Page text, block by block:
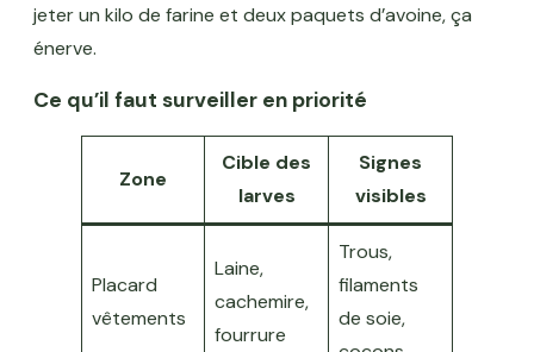
jeter un kilo de farine et deux paquets d’avoine, ça
énerve.
Ce qu’il faut surveiller en priorité
Zone
Cible des
larves
Signes
visibles
Placard
vêtements
Laine,
cachemire,
fourrure
Trous,
filaments
de soie,